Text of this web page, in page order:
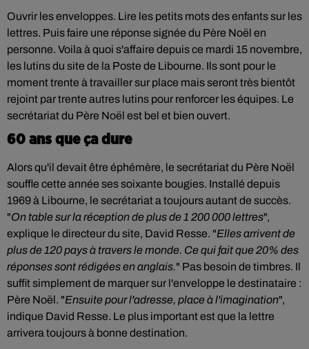
Ouvrir les enveloppes. Lire les petits mots des enfants sur les
lettres. Puis faire une réponse signée du Père Noël en
personne. Voila à quoi s'affaire depuis ce mardi 15 novembre,
les lutins du site de la Poste de Libourne. Ils sont pour le
moment trente à travailler sur place mais seront très bientôt
rejoint par trente autres lutins pour renforcer les équipes. Le
secrétariat du Père Noël est bel et bien ouvert.
60 ans que ça dure
Alors qu'il devait être éphémère, le secrétariat du Père Noël
souffle cette année ses soixante bougies. Installé depuis
1969 à Libourne, le secrétariat a toujours autant de succès.
"On table sur la réception de plus de 1 200 000 lettres",
explique le directeur du site, David Resse. "Elles arrivent de
plus de 120 pays à travers le monde. Ce qui fait que 20% des
réponses sont rédigées en anglais." Pas besoin de timbres. Il
suffit simplement de marquer sur l'enveloppe le destinataire :
Père Noël. "Ensuite pour l'adresse, place à l'imagination",
indique David Resse. Le plus important est que la lettre
arrivera toujours à bonne destination.